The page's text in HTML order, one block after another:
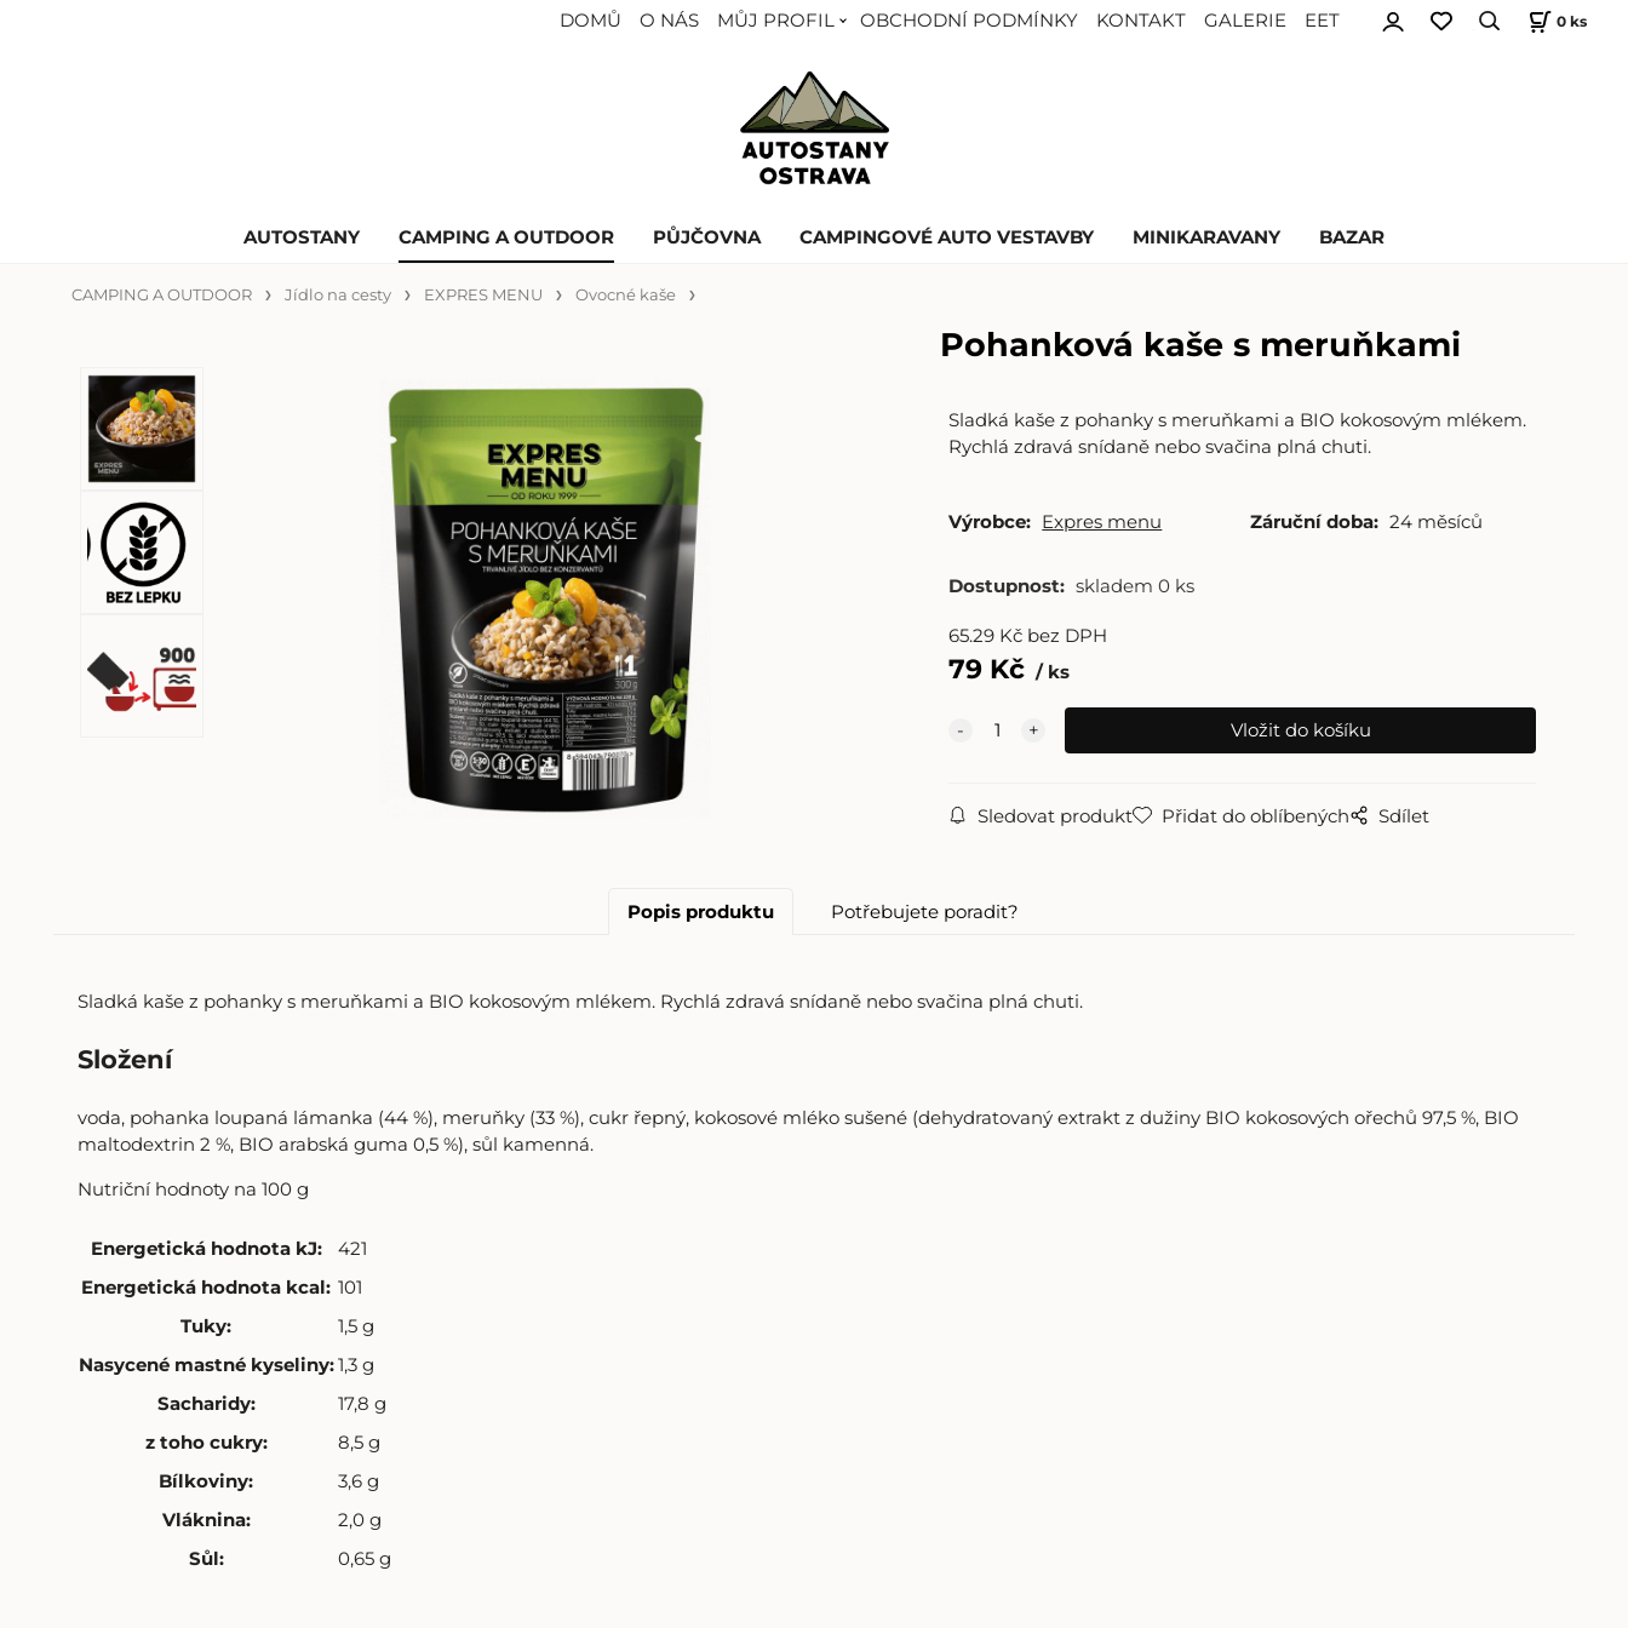
DOMŮ O NÁS MŮJ PROFIL OBCHODNÍ PODMÍNKY KONTAKT GALERIE EET 0 ks
AUTOSTANY CAMPING A OUTDOOR PŮJČOVNA CAMPINGOVÉ AUTO VESTAVBY MINIKARAVANY BAZAR
CAMPING A OUTDOOR Jídlo na cesty EXPRES MENU Ovocné kaše
Pohanková kaše s meruňkami
Sladká kaše z pohanky s meruňkami a BIO kokosovým mlékem.
Rychlá zdravá snídaně nebo svačina plná chuti.
Výrobce: Expres menu Záruční doba: 24 měsíců
Dostupnost: skladem 0 ks
65.29 Kč bez DPH
79 Kč ks
Sledovat produkt Přidat do oblíbených Sdílet
Popis produktu Potřebujete poradit?
Sladká kaše z pohanky s meruňkami a BIO kokosovým mlékem. Rychlá zdravá snídaně nebo svačina plná chuti.
Složení
voda, pohanka loupaná lámanka (44 %), meruňky (33 %), cukr řepný, kokosové mléko sušené (dehydratovaný extrakt z dužiny BIO kokosových ořechů 97,5 %, BIO
maltodextrin 2 %, BIO arabská guma 0,5 %), sůl kamenná.
Nutriční hodnoty na 100 g
Energetická hodnota kJ:
421
Energetická hodnota kcal: 101
Tuky:
1,5 g
Nasycené mastné kyseliny:1,3 g
Sacharidy:
17,8 g
z toho cukry:
8,5 g
Bílkoviny:
3,6 g
Vláknina:
2,0 g
Sůl: 0,65 g